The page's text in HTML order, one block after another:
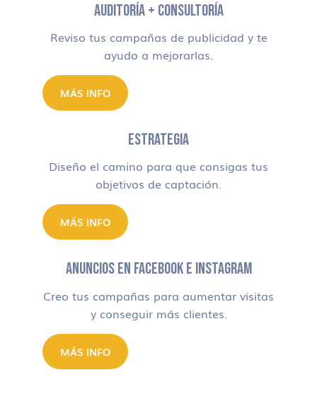
AUDITORÍA + CONSULTORÍA
Reviso tus campañas de publicidad y te
ayudo a mejorarlas.
MÁS INFO
ESTRATEGIA
Diseño el camino para que consigas tus
objetivos de captación.
MÁS INFO
ANUNCIOS EN FACEBOOK E INSTAGRAM
Creo tus campañas para aumentar visitas
y conseguir más clientes.
MÁS INFO